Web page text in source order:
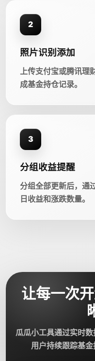
2
照片识别添加
上传支付宝或腾讯理
成基金持仓记录。
3
分组收益提醒
分组全部更新后，通
日收益和涨跌数量。
让每一次
瓜瓜小工具通过实时
用户持续跟踪基金